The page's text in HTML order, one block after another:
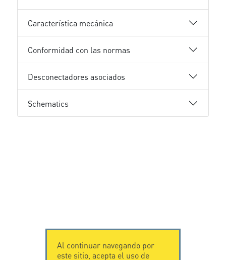
Característica mecánica
Conformidad con las normas
Desconectadores asociados
Schematics
Al continuar navegando por
este sitio, acepta el uso de